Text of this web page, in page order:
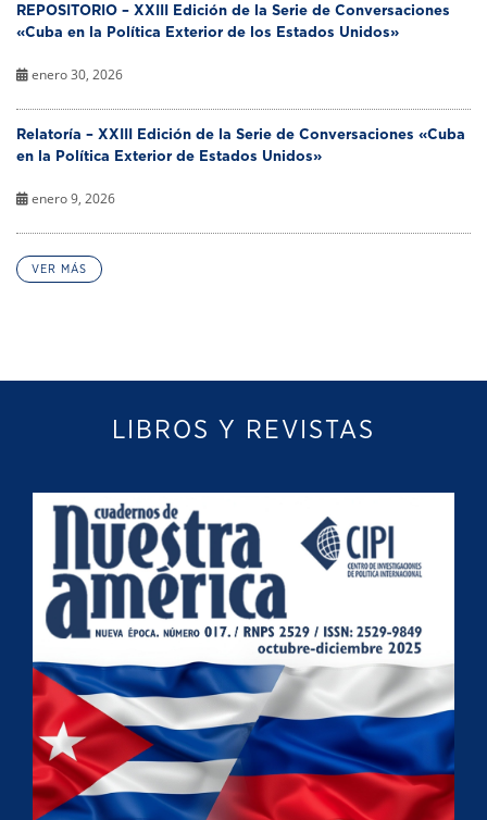
REPOSITORIO – XXIII Edición de la Serie de Conversaciones
«Cuba en la Política Exterior de los Estados Unidos»
enero 30, 2026
Relatoría – XXIII Edición de la Serie de Conversaciones «Cuba
en la Política Exterior de Estados Unidos»
enero 9, 2026
VER MÁS
LIBROS Y REVISTAS